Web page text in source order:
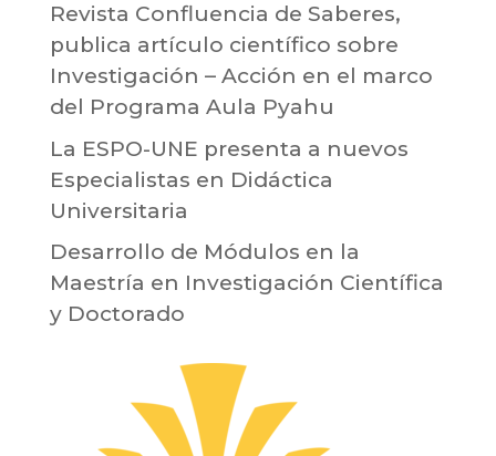
Revista Confluencia de Saberes,
publica artículo científico sobre
Investigación – Acción en el marco
del Programa Aula Pyahu
La ESPO-UNE presenta a nuevos
Especialistas en Didáctica
Universitaria
Desarrollo de Módulos en la
Maestría en Investigación Científica
y Doctorado